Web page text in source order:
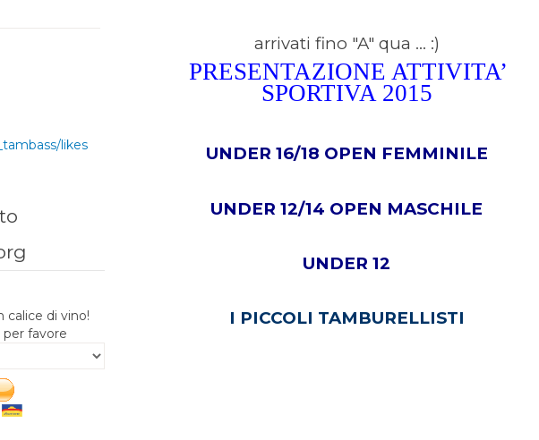
arrivati fino "A" qua ... :)
PRESENTAZIONE ATTIVITA’
SPORTIVA 2015
UNDER 16/18 OPEN FEMMINILE
UNDER 12/14 OPEN MASCHILE
UNDER 12
I PICCOLI TAMBURELLISTI
likes
calice di vino!
per favore